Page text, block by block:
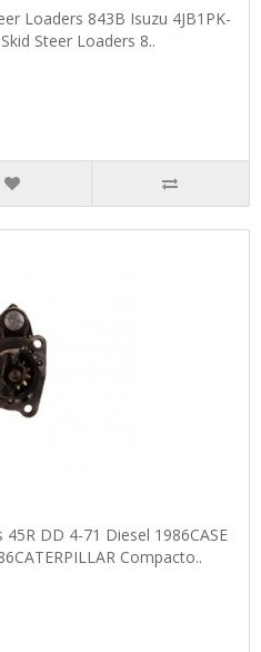
Loaders 843B Isuzu 4JB1PK-
Steer Loaders 8..
DD 4-71 Diesel 1986CASE
Compacto..